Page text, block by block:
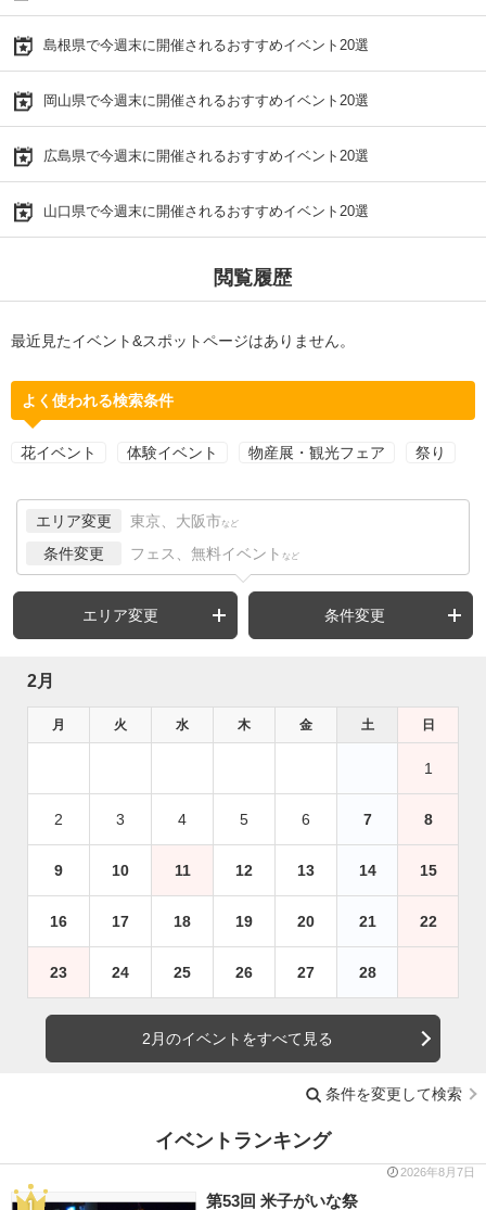
島根県で今週末に開催されるおすすめイベント20選
岡山県で今週末に開催されるおすすめイベント20選
広島県で今週末に開催されるおすすめイベント20選
山口県で今週末に開催されるおすすめイベント20選
閲覧履歴
最近見たイベント&スポットページはありません。
よく使われる検索条件
花イベント 体験イベント 物産展・観光フェア 祭り
エリア変更 東京、大阪市 など
条件変更 フェス、無料イベント など
エリア変更 条件変更
2月
月 火 水 木 金 土 日
1
2 3 4 5 6 7 8
9 10 11 12 13 14 15
16 17 18 19 20 21 22
23 24 25 26 27 28
2月のイベントをすべて見る
条件を変更して検索
イベントランキング
2026年8月7日
第53回 米子がいな祭